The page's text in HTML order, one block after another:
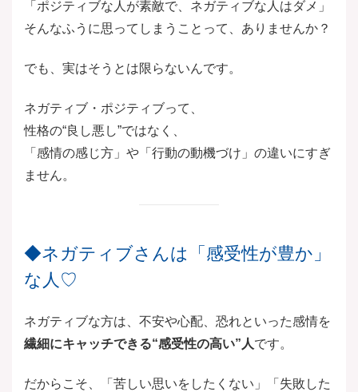
「ポジティブな人が素敵で、ネガティブな人はダメ」
そんなふうに思ってしまうことって、ありませんか？
でも、実はそうとは限らないんです。
ネガティブ・ポジティブって、
性格の“良し悪し”ではなく、
「感情の感じ方」や「行動の動機づけ」の違いにすぎ
ません。
◆ネガティブさんは「感受性が豊か」
な人♡
ネガティブな方は、不安や心配、恐れといった感情を
繊細にキャッチできる“感受性の高い”人です。
だからこそ、「苦しい思いをしたくない」「失敗した